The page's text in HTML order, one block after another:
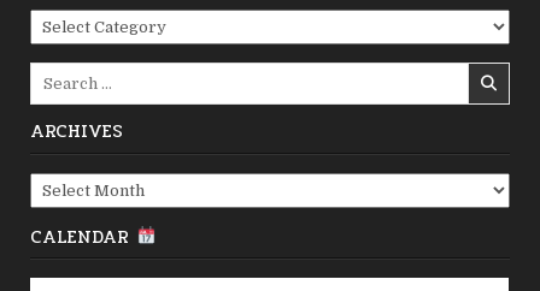
Categories
ARCHIVES
Archives
CALENDAR